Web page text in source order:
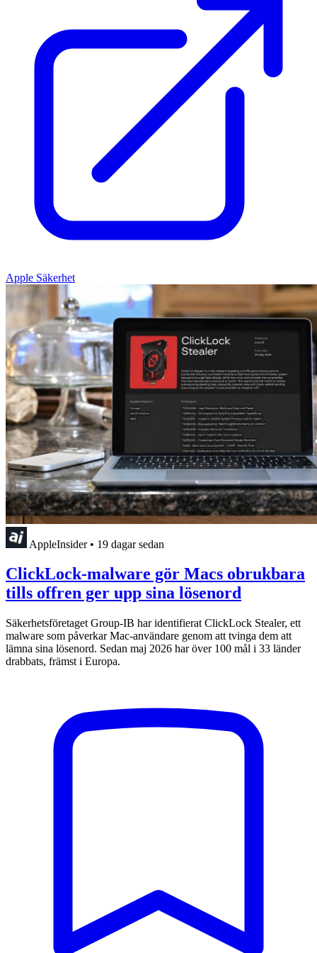
Apple Säkerhet
AppleInsider • 19 dagar sedan
ClickLock-malware gör Macs obrukbara
tills offren ger upp sina lösenord
Säkerhetsföretaget Group-IB har identifierat ClickLock Stealer, ett
malware som påverkar Mac-användare genom att tvinga dem att
lämna sina lösenord. Sedan maj 2026 har över 100 mål i 33 länder
drabbats, främst i Europa.